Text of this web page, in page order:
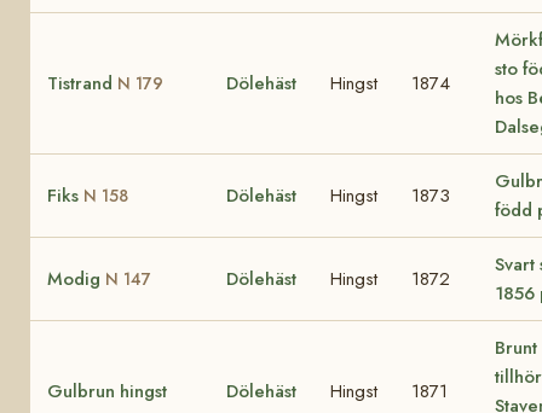
Tistrand N 179 Dölehäst Hingst 1874
sto
hos
Fiks N 158 Dölehäst Hingst 1873
född
Modig N 147 Dölehäst Hingst 1872
Svart
Gulbrun hingst Dölehäst Hingst 1871